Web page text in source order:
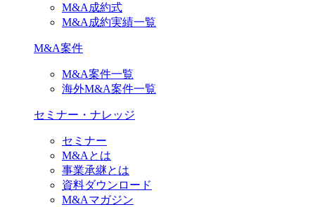
M&A成約式
M&A成約実績一覧
M&A案件
M&A案件一覧
海外M&A案件一覧
セミナー・ナレッジ
セミナー
M&Aとは
事業承継とは
資料ダウンロード
M&Aマガジン